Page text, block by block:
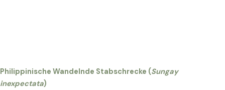
Philippinische Wandelnde Stabschrecke (Sungay
inexpectata)